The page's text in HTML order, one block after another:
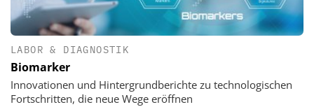
LABOR & DIAGNOSTIK
Biomarker
Innovationen und Hintergrundberichte zu technologischen
Fortschritten, die neue Wege eröffnen